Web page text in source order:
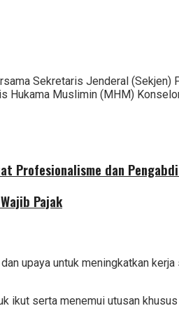
Sekretaris Jenderal
Hukama Muslimin (MHM)
Profesionalisme dan
Pajak
upaya untuk meningkatkan
ikut serta menemui utusan